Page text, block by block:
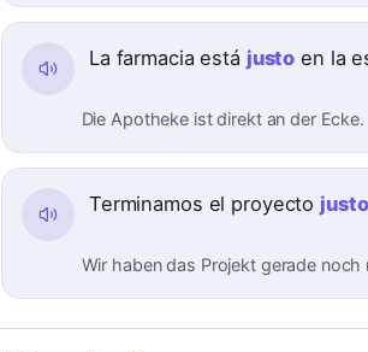
La farmacia está justo en la
Die Apotheke ist direkt an der Ecke.
Terminamos el proyecto justo
Wir haben das Projekt gerade